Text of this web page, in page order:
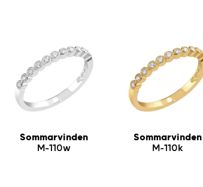
Sommarvinden
M-110w
Sommarvinden
M-110k